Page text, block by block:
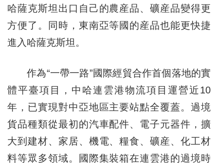
哈薩克斯坦出口自己的農産品、礦産品變得更
方便了。同時，東南亞等國的産品也能更快捷
進入哈薩克斯坦。
作為“一帶一路”國際經貿合作首個落地的實
體平臺項目，中哈連雲港物流項目運營近10
年，已實現對中亞地區主要站點全覆蓋。過境
貨品種類從最初的汽車配件、電子元器件，擴
大到建材、家居、機電、糧食、礦産、化工材
料等眾多領域。國際集裝箱在連雲港的過境時